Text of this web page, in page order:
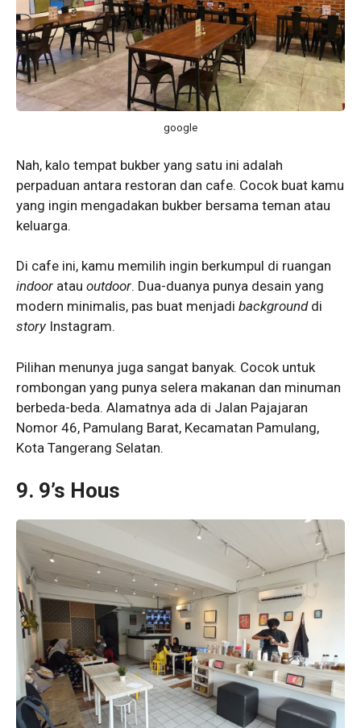
google
Nah, kalo tempat bukber yang satu ini adalah
perpaduan antara restoran dan cafe. Cocok buat kamu
yang ingin mengadakan bukber bersama teman atau
keluarga.
Di cafe ini, kamu memilih ingin berkumpul di ruangan
indoor atau outdoor. Dua-duanya punya desain yang
modern minimalis, pas buat menjadi backgrounddi
story Instagram.
Pilihan menunya juga sangat banyak. Cocok untuk
rombongan yang punya selera makanan dan minuman
berbeda-beda. Alamatnya ada di Jalan Pajajaran
Nomor 46, Pamulang Barat, Kecamatan Pamulang,
Kota Tangerang Selatan.
9. 9’s Hous